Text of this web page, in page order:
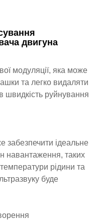
двигуна
модуляції, яка може
та легко видаляти
швидкість руйнування
забезпечити ідеальне
навантаження, таких
рідини та
буде